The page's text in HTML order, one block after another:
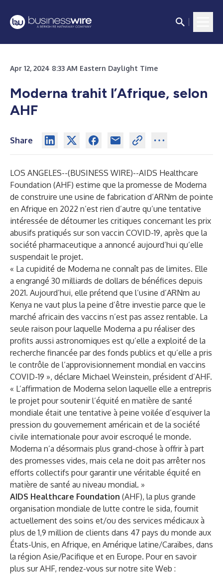
Apr 12, 2024 8:33 AM Eastern Daylight Time
Moderna trahit l’Afrique, selon
AHF
Share
LOS ANGELES--(BUSINESS WIRE)--AIDS Healthcare
Foundation (AHF) estime que la promesse de Moderna
de construire une usine de fabrication d’ARNm de pointe
en Afrique en 2022 n’est rien d’autre qu’une tentative
intéressée de détourner les critiques concernant les prix
abusifs pratiqués sur son vaccin COVID-19, après que la
société pharmaceutique a annoncé aujourd’hui qu’elle
suspendait le projet.
« La cupidité de Moderna ne connaît pas de limites. Elle
a engrangé 30 milliards de dollars de bénéfices depuis
2021. Aujourd’hui, elle prétend que l’usine d’ARNm au
Kenya ne vaut plus la peine d’être investie parce que le
marché africain des vaccins n’est pas assez rentable. La
seule raison pour laquelle Moderna a pu réaliser des
profits aussi astronomiques est qu’elle a exploité de la
recherche financée par des fonds publics et qu’elle a pris
le contrôle de l’approvisionnement mondial en vaccins
COVID-19 », déclare Michael Weinstein, président d’AHF.
« L’affirmation de Moderna selon laquelle elle a entrepris
le projet pour soutenir l’équité en matière de santé
mondiale était une tentative à peine voilée d’esquiver la
pression du gouvernement américain et de la société
civile internationale pour avoir escroqué le monde.
Moderna n’a désormais plus grand-chose à offrir à part
des promesses vides, mais cela ne doit pas arrêter nos
efforts collectifs pour garantir une véritable équité en
matière de santé au niveau mondial. »
AIDS Healthcare Foundation (AHF), la plus grande
organisation mondiale de lutte contre le sida, fournit
actuellement des soins et/ou des services médicaux à
plus de 1,9 million de clients dans 47 pays du monde aux
États-Unis, en Afrique, en Amérique latine/Caraïbes, dans
la région Asie/Pacifique et en Europe. Pour en savoir
plus sur AHF, rendez-vous sur notre site Web :